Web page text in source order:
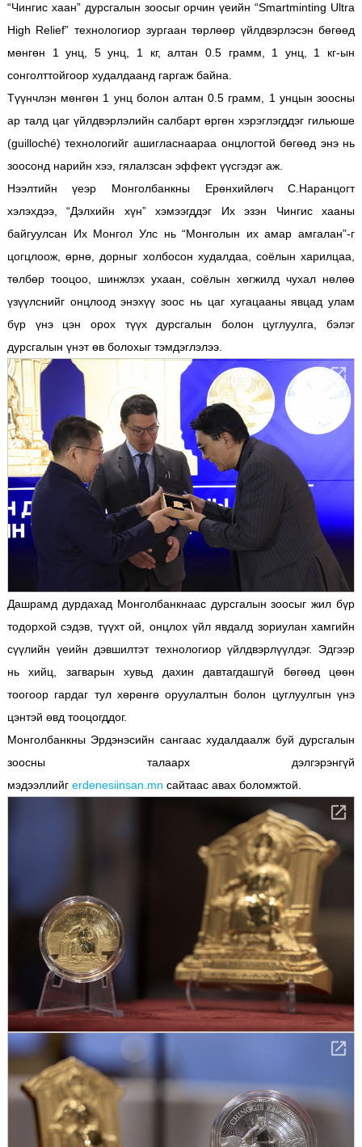
“Чингис хаан” дурсгалын зоосыг орчин үеийн “Smartminting Ultra
High Relief” технологиор зургаан төрлөөр үйлдвэрлэсэн бөгөөд
мөнгөн 1 унц, 5 унц, 1 кг, алтан 0.5 грамм, 1 унц, 1 кг-ын
сонголттойгоор худалдаанд гаргаж байна.
Түүнчлэн мөнгөн 1 унц болон алтан 0.5 грамм, 1 унцын зоосны
ар талд цаг үйлдвэрлэлийн салбарт өргөн хэрэглэгддэг гильюше
(guilloché) технологийг ашигласнаараа онцлогтой бөгөөд энэ нь
зоосонд нарийн хээ, гялалзсан эффект үүсгэдэг аж.
Нээлтийн үеэр Монголбанкны Ерөнхийлөгч С.Наранцогт
хэлэхдээ, “Дэлхийн хүн” хэмээгддэг Их эзэн Чингис хааны
байгуулсан Их Монгол Улс нь “Монголын их амар амгалан”-г
цогцлоож, өрнө, дорныг холбосон худалдаа, соёлын харилцаа,
төлбөр тооцоо, шинжлэх ухаан, соёлын хөгжилд чухал нөлөө
үзүүлснийг онцлоод энэхүү зоос нь цаг хугацааны явцад улам
бүр үнэ цэн орох түүх дурсгалын болон цуглуулга, бэлэг
дурсгалын үнэт өв болохыг тэмдэглэлээ.
Дашрамд дурдахад Монголбанкнаас дурсгалын зоосыг жил бүр
тодорхой сэдэв, түүхт ой, онцлох үйл явдалд зориулан хамгийн
сүүлийн үеийн дэвшилтэт технологиор үйлдвэрлүүлдэг. Эдгээр
нь хийц, загварын хувьд дахин давтагдашгүй бөгөөд цөөн
тоогоор гардаг тул хөрөнгө оруулалтын болон цуглуулгын үнэ
цэнтэй өвд тооцогддог.
Монголбанкны Эрдэнэсийн сангаас худалдаалж буй дурсгалын
зоосны талаарх дэлгэрэнгүй
мэдээллийг erdenesiinsan.mn сайтаас авах боломжтой.